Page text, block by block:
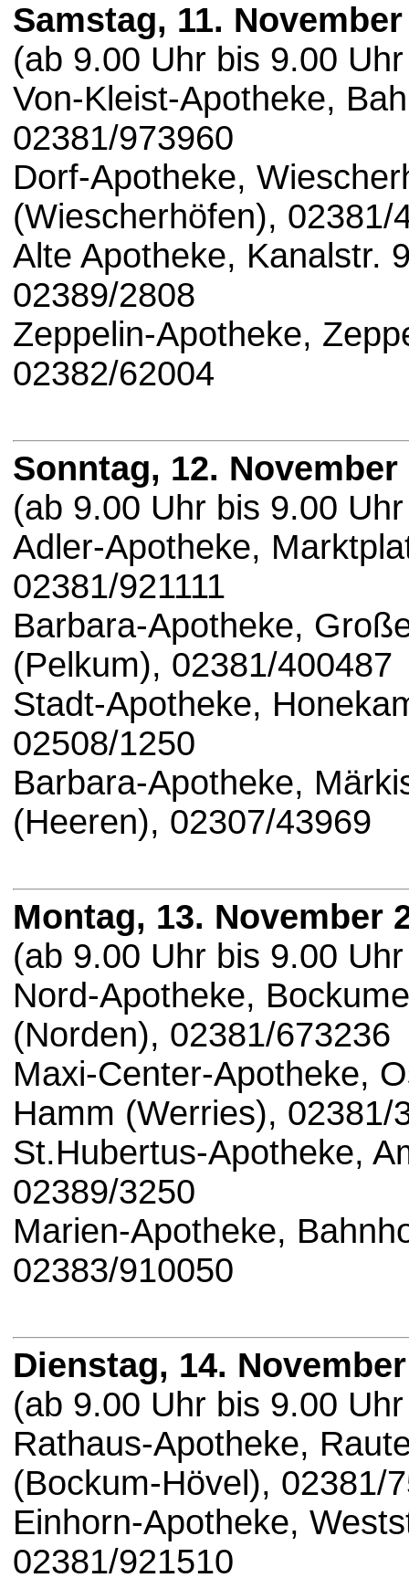
Samstag, 11. November
(ab 9.00 Uhr bis 9.00
Von-Kleist-Apotheke,
02381/973960
Dorf-Apotheke,
(Wiescherhöfen), 02381/
Alte Apotheke, Kanalstr.
02389/2808
Zeppelin-Apotheke,
02382/62004
Sonntag, 12. November
(ab 9.00 Uhr bis 9.00
Adler-Apotheke,
02381/921111
Barbara-Apotheke,
(Pelkum), 02381/400487
Stadt-Apotheke,
02508/1250
Barbara-Apotheke,
(Heeren), 02307/43969
Montag, 13. November
(ab 9.00 Uhr bis 9.00
Nord-Apotheke,
(Norden), 02381/673236
Maxi-Center-Apotheke,
Hamm (Werries), 02381/
St.Hubertus-Apotheke,
02389/3250
Marien-Apotheke,
02383/910050
Dienstag, 14.
(ab 9.00 Uhr bis 9.00
Rathaus-Apotheke,
(Bockum-Hövel), 02381/
Einhorn-Apotheke,
02381/921510